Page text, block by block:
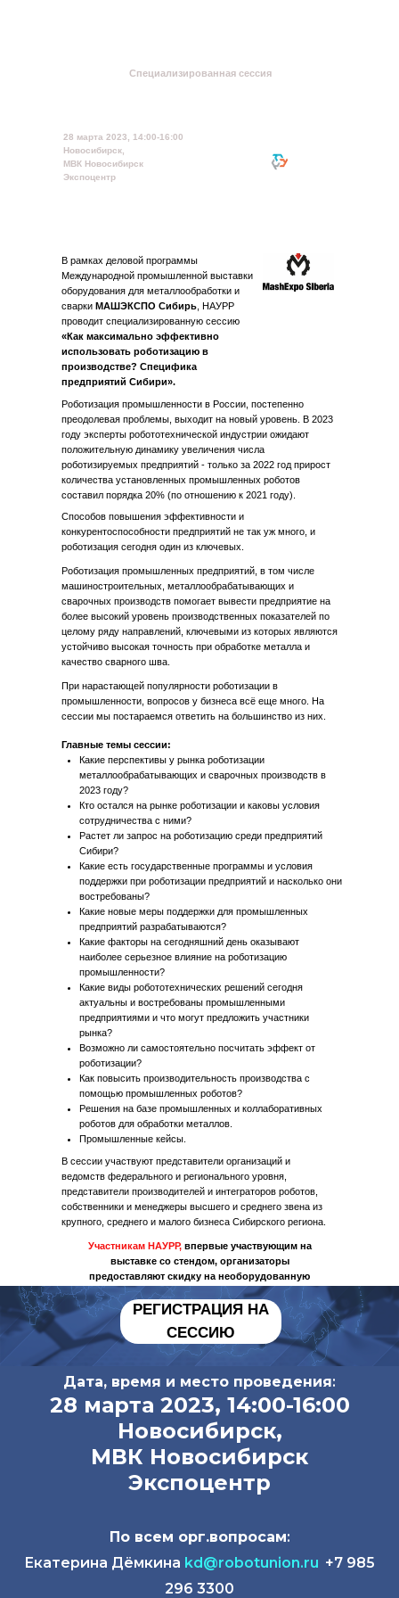
Специализированная сессия
28 марта 2023, 14:00-16:00
Новосибирск,
МВК Новосибирск
Экспоцентр
Главные темы сессии:
Какие перспективы у рынка роботизации
металлообрабатывающих и сварочных производств в
2023 году?
Кто остался на рынке роботизации и каковы условия
сотрудничества с ними?
Растет ли запрос на роботизацию среди предприятий
Сибири?
Какие есть государственные программы и условия
поддержки при роботизации предприятий и насколько они
востребованы?
Какие новые меры поддержки для промышленных
предприятий разрабатываются?
Какие факторы на сегодняшний день оказывают
наиболее серьезное влияние на роботизацию
промышленности?
Какие виды робототехнических решений сегодня
актуальны и востребованы промышленными
предприятиями и что могут предложить участники
рынка?
Возможно ли самостоятельно посчитать эффект от
роботизации?
Как повысить производительность производства с
помощью промышленных роботов?
Решения на базе промышленных и коллаборативных
роботов для обработки металлов.
Промышленные кейсы.
При нарастающей популярности роботизации в
промышленности, вопросов у бизнеса всё еще много. На
сессии мы постараемся ответить на большинство из них.
В сессии участвуют представители организаций и
ведомств федерального и регионального уровня,
представители производителей и интеграторов роботов,
собственники и менеджеры высшего и среднего звена из
крупного, среднего и малого бизнеса Сибирского региона.
В рамках деловой программы
Международной промышленной выставки
оборудования для металлообработки и
сварки МАШЭКСПО Сибирь , НАУРР
проводит специализированную сессию
«Как максимально эффективно
использовать роботизацию в
производстве? Специфика
предприятий Сибири».
Роботизация промышленности в России, постепенно
преодолевая проблемы, выходит на новый уровень. В 2023
году эксперты робототехнической индустрии ожидают
положительную динамику увеличения числа
роботизируемых предприятий - только за 2022 год прирост
количества установленных промышленных роботов
составил порядка 20% (по отношению к 2021 году).
Способов повышения эффективности и
конкурентоспособности предприятий не так уж много, и
роботизация сегодня один из ключевых.
Роботизация промышленных предприятий, в том числе
машиностроительных, металлообрабатывающих и
сварочных производств помогает вывести предприятие на
более высокий уровень производственных показателей по
целому ряду направлений, ключевыми из которых являются
устойчиво высокая точность при обработке металла и
качество сварного шва.
Участникам НАУРР,впервые участвующим на
выставке со стендом, организаторы
предоставляют скидку на необорудованную
площадь
РЕГИСТРАЦИЯ НА
СЕССИЮ
Дата, время и место проведения:
28 марта 2023, 14:00-16:00
Новосибирск,
МВК Новосибирск
Экспоцентр
По всем орг.вопросам:
Екатерина Дёмкина kd@robotunion.ru +7 985
296 3300
© 2015-2025 НАУРР. Все права защищены. При использовании материалов
ссылка на ROBOTUNION.RU — обязательна
Политика конфиденциальности
При использовании материалов ссылка на ROBOTUNION.RU — обязательна